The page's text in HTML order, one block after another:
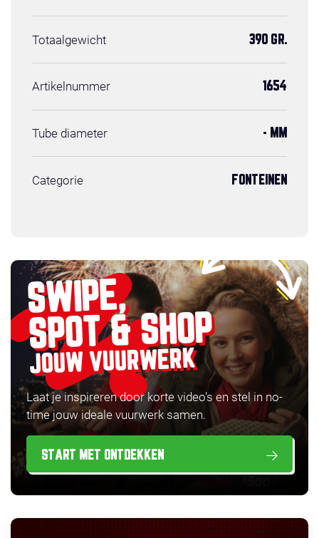
Totaalgewicht 390 GR.
Artikelnummer 1654
Tube diameter - MM
Categorie FONTEINEN
SWIPE,
SPOT & SHOP
JOUW VUURWERK
Laat je inspireren door korte video’s en stel in no-
time jouw ideale vuurwerk samen.
START MET ONTDEKKEN